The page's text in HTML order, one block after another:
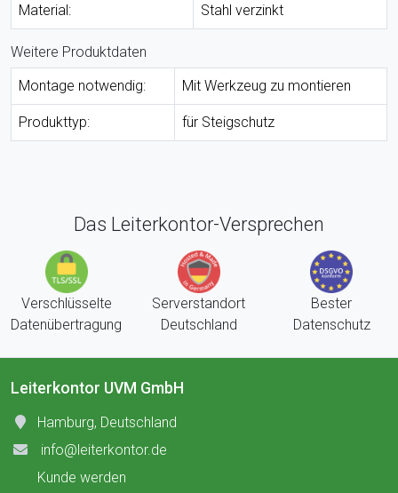
Material: Stahl verzinkt
Weitere Produktdaten
Montage notwendig:
Mit Werkzeug zu montieren
Produkttyp: für Steigschutz
Das Leiterkontor-Versprechen
Verschlüsselte
Datenübertragung
Serverstandort
Deutschland
Bester
Datenschutz
Leiterkontor UVM GmbH
Hamburg, Deutschland
info@leiterkontor.de
Kunde werden